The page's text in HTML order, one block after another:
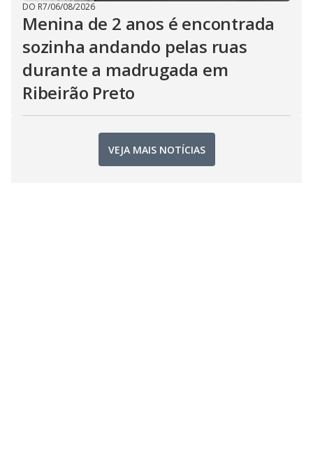
DO R7/06/08/2026
Menina de 2 anos é encontrada
sozinha andando pelas ruas
durante a madrugada em
Ribeirão Preto
VEJA MAIS NOTÍCIAS